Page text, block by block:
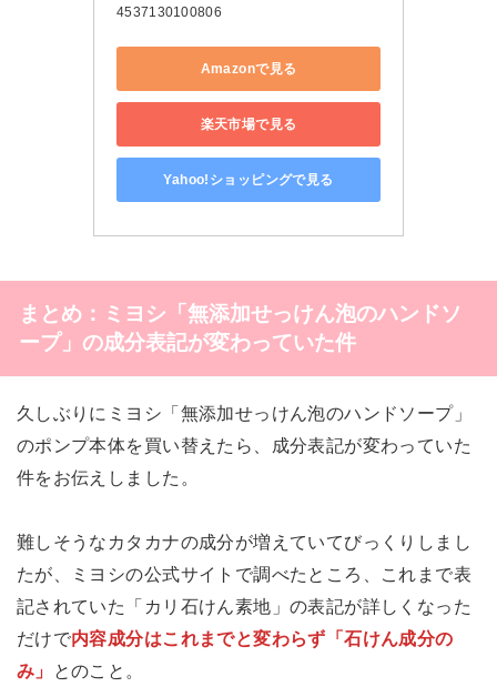
4537130100806
Amazonで見る
楽天市場で見る
Yahoo!ショッピングで見る
まとめ：ミヨシ「無添加せっけん泡のハンドソ
ープ」の成分表記が変わっていた件
久しぶりにミヨシ「無添加せっけん泡のハンドソープ」
のポンプ本体を買い替えたら、成分表記が変わっていた
件をお伝えしました。
難しそうなカタカナの成分が増えていてびっくりしまし
たが、ミヨシの公式サイトで調べたところ、これまで表
記されていた「カリ石けん素地」の表記が詳しくなった
だけで内容成分はこれまでと変わらず「石けん成分の
み」
とのこと。